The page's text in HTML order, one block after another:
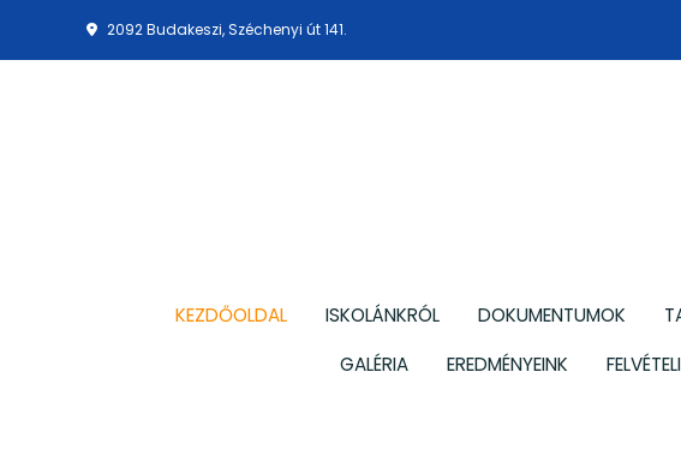
2092 Budakeszi, Széchenyi út 141.
KEZDŐOLDAL ISKOLÁNKRÓL DOKUMENTUMOK
GALÉRIA
EREDMÉNYEINK FELVÉTELI